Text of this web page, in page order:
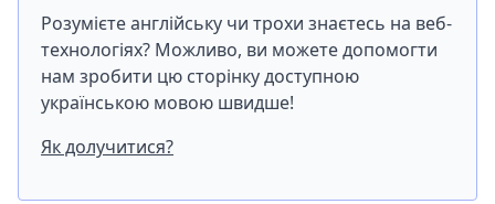
Розумієте англійську чи трохи знаєтесь на веб-
технологіях? Можливо, ви можете допомогти
нам зробити цю сторінку доступною
українською мовою швидше!
Як долучитися?